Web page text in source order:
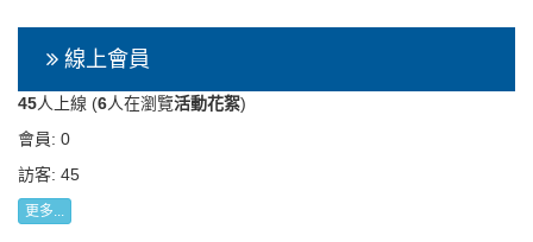
線上會員
45人上線 (6人在瀏覽活動花絮)
會員: 0
訪客: 45
更多...